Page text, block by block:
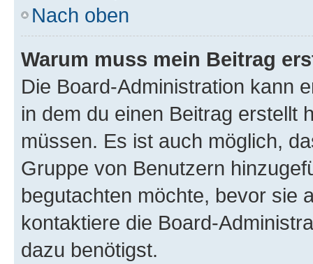
Nach oben
Warum muss mein Beitrag
Die Board-Administration kann
in dem du einen Beitrag erstellt
müssen. Es ist auch möglich,
Gruppe von Benutzern
begutachten möchte, bevor sie
kontaktiere die Board-
dazu benötigst.